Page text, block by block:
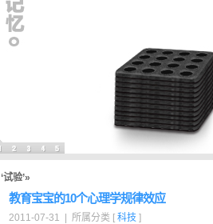
‘试验’»
教育宝宝的10个心理学规律效应
2011-07-31 | 所属分类 [ 科技 ]